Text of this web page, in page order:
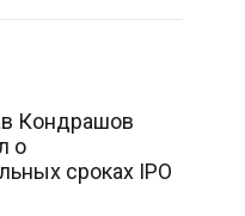
Кондрашов
о
сроках IPO